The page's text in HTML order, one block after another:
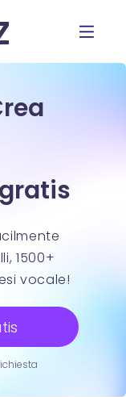
1500+
vocale!